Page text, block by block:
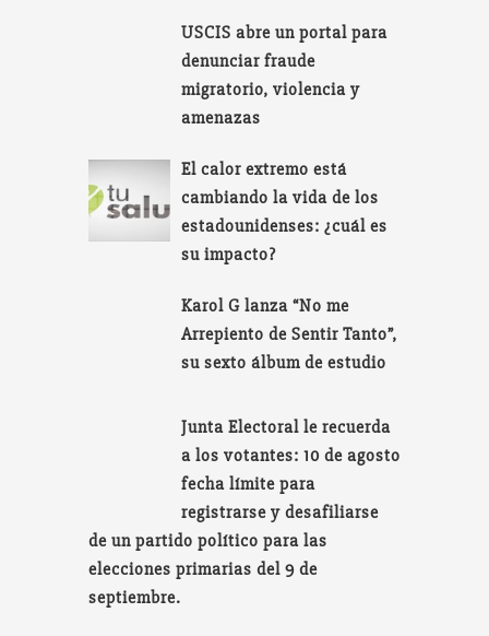
USCIS abre un portal para
denunciar fraude
migratorio, violencia y
amenazas
El calor extremo está
cambiando la vida de los
estadounidenses: ¿cuál es
su impacto?
Karol G lanza “No me
Arrepiento de Sentir Tanto”,
su sexto álbum de estudio
Junta Electoral le recuerda
a los votantes: 10 de agosto
fecha límite para
registrarse y desafiliarse
de un partido político para las
elecciones primarias del 9 de
septiembre.